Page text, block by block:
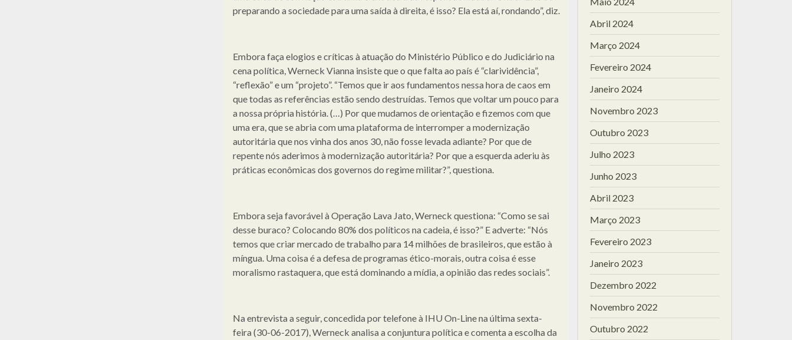
preparando a sociedade para uma saída à direita, é isso? Ela está aí, rondando”, diz.
Embora faça elogios e críticas à atuação do Ministério Público e do Judiciário na
cena política, Werneck Vianna insiste que o que falta ao país é “clarividência”,
“reflexão” e um “projeto”. “Temos que ir aos fundamentos nessa hora de caos em
que todas as referências estão sendo destruídas. Temos que voltar um pouco para
a nossa própria história. (…) Por que mudamos de orientação e fizemos com que
uma era, que se abria com uma plataforma de interromper a modernização
autoritária que nos vinha dos anos 30, não fosse levada adiante? Por que de
repente nós aderimos à modernização autoritária? Por que a esquerda aderiu às
práticas econômicas dos governos do regime militar?”, questiona.
Embora seja favorável à Operação Lava Jato, Werneck questiona: “Como se sai
desse buraco? Colocando 80% dos políticos na cadeia, é isso?” E adverte: “Nós
temos que criar mercado de trabalho para 14 milhões de brasileiros, que estão à
míngua. Uma coisa é a defesa de programas ético-morais, outra coisa é esse
moralismo rastaquera, que está dominando a mídia, a opinião das redes sociais”.
Na entrevista a seguir, concedida por telefone à IHU On-Line na última sexta-
feira (30-06-2017), Werneck analisa a conjuntura política e comenta a escolha da
Abril 2024
Março 2024
Fevereiro 2024
Janeiro 2024
Novembro 2023
Outubro 2023
Julho 2023
Junho 2023
Abril 2023
Março 2023
Fevereiro 2023
Janeiro 2023
Dezembro 2022
Novembro 2022
Outubro 2022